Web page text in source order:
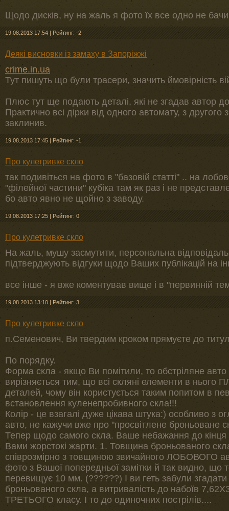
Щодо дисків, ну на жаль я фото їх все одно не
19.08.2013 17:54 | Рейтинг: -2
Деякі висновки із замаху в Запоріжжі
crime.in.ua
Тут пишуть що були трасери, значить ймовірність
Плюс тут ще подають деталі, які не згадав автор
Практично всі дірки від одного автомату, з другого
заклинив.
19.08.2013 17:45 | Рейтинг: -1
Про кулетривке скло
так подивіться на фото в "базовій статті" .. на
"філейної частини" кубіка там як раз і не
бо авто явно не щойно з заводу.
19.08.2013 17:25 | Рейтинг: 0
Про кулетривке скло
На жаль, мушу засмутити, персональна
підтверджують відгуки щодо Ваших публікацій на
все інше - я вже коментував вище і в "первинній
19.08.2013 13:10 | Рейтинг: 3
Про кулетривке скло
п.Семенович, Ви твердим кроком прямуєте до
По порядку.
Форма скла - якщо Ви помітили, то обстріляне авто
вирізняється тим, що всі скляні елементи в нього
деталей, чому він користується таким попитом в
встановлення куленепробивного скла!!!
Колір - це взагалі дуже цікава штука:) особливо з
авто, не кажучи вже про "просвітлене броньоване
Тепер щодо самого скла. Ваше небажання до кінця
Вами жорстокі жарти. 1. Товщина броньованого
співрозмірно з товщиною звичайного ЛОБОВОГО
фото з Вашої попередньої замітки й так видно, що
перевищує 10 мм. (??????) І ви геть забули
броньованого скла, а витривалість до набоїв
ТРЕТЬОГО класу. І то до одиночних пострілів....